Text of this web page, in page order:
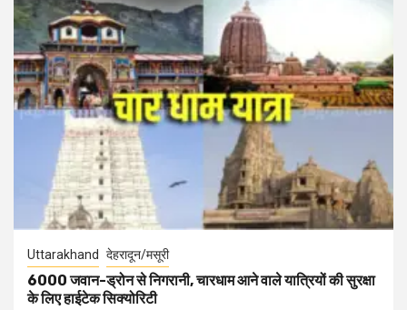
Uttarakhand देहरादून/मसूरी
6000 जवान-ड्रोन से निगरानी, चारधाम आने वाले यात्रियों की सुरक्षा
के लिए हाईटेक सिक्योरिटी